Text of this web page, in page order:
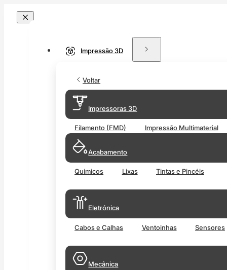
Impressão 3D
Voltar
Impressoras 3D
Filamento (FMD) Impressão Multimaterial
Acabamento
Químicos Lixas Tintas e Pincéis
Eletrónica
Cabos e Calhas Ventoinhas Sensores
Mecânica